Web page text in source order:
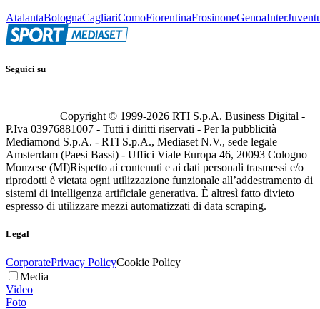
AtalantaBolognaCagliariComoFiorentinaFrosinoneGenoaInter
Seguici su
Copyright © 1999-2026 RTI S.p.A. Business Digital -
P.Iva 03976881007 - Tutti i diritti riservati - Per la pubblicità
Mediamond S.p.A. - RTI S.p.A., Mediaset N.V., sede legale
Amsterdam (Paesi Bassi) - Uffici Viale Europa 46, 20093 Cologno
Monzese (MI)Rispetto ai contenuti e ai dati personali trasmessi e/o
riprodotti è vietata ogni utilizzazione funzionale all’addestramento di
sistemi di intelligenza artificiale generativa. È altresì fatto divieto
espresso di utilizzare mezzi automatizzati di data scraping.
Legal
CorporatePrivacy PolicyCookie Policy
Media
Video
Foto